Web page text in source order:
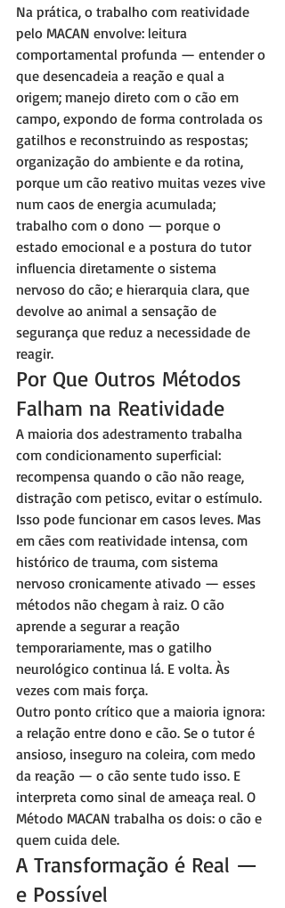
Na prática, o trabalho com reatividade
pelo MACAN envolve: leitura
comportamental profunda — entender o
que desencadeia a reação e qual a
origem; manejo direto com o cão em
campo, expondo de forma controlada os
gatilhos e reconstruindo as respostas;
organização do ambiente e da rotina,
porque um cão reativo muitas vezes vive
num caos de energia acumulada;
trabalho com o dono — porque o
estado emocional e a postura do tutor
influencia diretamente o sistema
nervoso do cão; e hierarquia clara, que
devolve ao animal a sensação de
segurança que reduz a necessidade de
reagir.
Por Que Outros Métodos
Falham na Reatividade
A maioria dos adestramento trabalha
com condicionamento superficial:
recompensa quando o cão não reage,
distração com petisco, evitar o estímulo.
Isso pode funcionar em casos leves. Mas
em cães com reatividade intensa, com
histórico de trauma, com sistema
nervoso cronicamente ativado — esses
métodos não chegam à raiz. O cão
aprende a segurar a reação
temporariamente, mas o gatilho
neurológico continua lá. E volta. Às
vezes com mais força.
Outro ponto crítico que a maioria ignora:
a relação entre dono e cão. Se o tutor é
ansioso, inseguro na coleira, com medo
da reação — o cão sente tudo isso. E
interpreta como sinal de ameaça real. O
Método MACAN trabalha os dois: o cão e
quem cuida dele.
A Transformação é Real —
e Possível